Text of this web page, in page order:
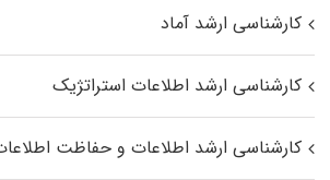
کارشناسی ارشد آماد
کارشناسی ارشد اطلاعات استراتژیک
کارشناسی ارشد اطلاعات و حفاظت